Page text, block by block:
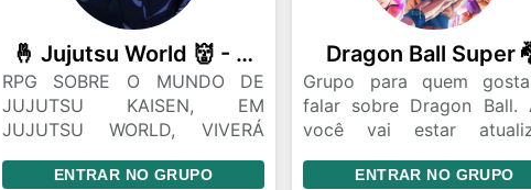
amizades em nosso Grupo
Carros Motos Caminhões
🤞 Jujutsu World 👹 - Recepção.
RPG SOBRE O MUNDO DE
JUJUTSU KAISEN, EM
JUJUTSU WORLD, VIVERÁ
EXPERIENCIA COMO UM
ENTRAR NO GRUPO
Dragon Ball Super
Grupo para quem
falar sobre Dragon Ball.
você vai estar
Dragon Ball.
ENTRAR NO GRUPO